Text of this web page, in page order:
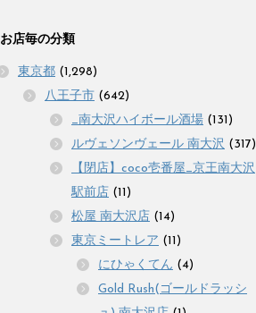
お店毎の分類
東京都 (1,298)
八王子市 (642)
_南大沢ハイボール酒場 (131)
ルヴェソンヴェール 南大沢 (317)
【閉店】coco壱番屋_京王南大沢
駅前店 (11)
松屋 南大沢店 (14)
東京ミートレア (11)
にひゃくてん (4)
Gold Rush(ゴールドラッシ